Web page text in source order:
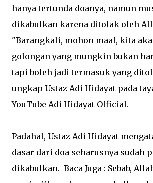
hanya tertunda doanya, namun
dikabulkan karena ditolak oleh
"Barangkali, mohon maaf, kita
golongan yang mungkin bukan
tapi boleh jadi termasuk yang
ungkap Ustaz Adi Hidayat pada
YouTube Adi Hidayat Official.
Padahal, Ustaz Adi Hidayat
dasar dari doa seharusnya sudah
dikabulkan. Baca Juga : Sebab,